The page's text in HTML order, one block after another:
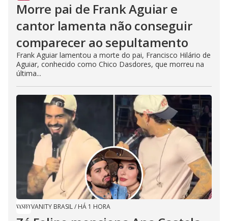
Morre pai de Frank Aguiar e
cantor lamenta não conseguir
comparecer ao sepultamento
Frank Aguiar lamentou a morte do pai, Francisco Hilário de
Aguiar, conhecido como Chico Dasdores, que morreu na
última...
VANITY BRASIL/ HÁ 1 HORA